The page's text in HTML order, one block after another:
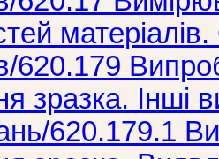
матеріалів.
620.179
зразка. Інші
620.179.1